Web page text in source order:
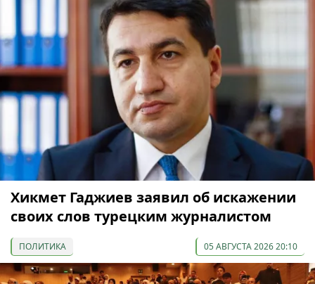
Хикмет Гаджиев заявил об искажении
своих слов турецким журналистом
ПОЛИТИКА 05 АВГУСТА 2026 20:10